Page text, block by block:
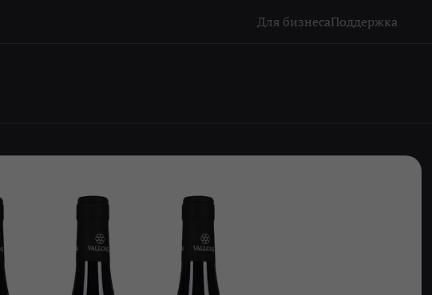
Для бизнесаПоддержка